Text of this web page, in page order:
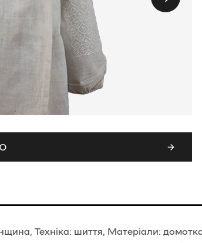
Техніка: шиття, Матеріали: